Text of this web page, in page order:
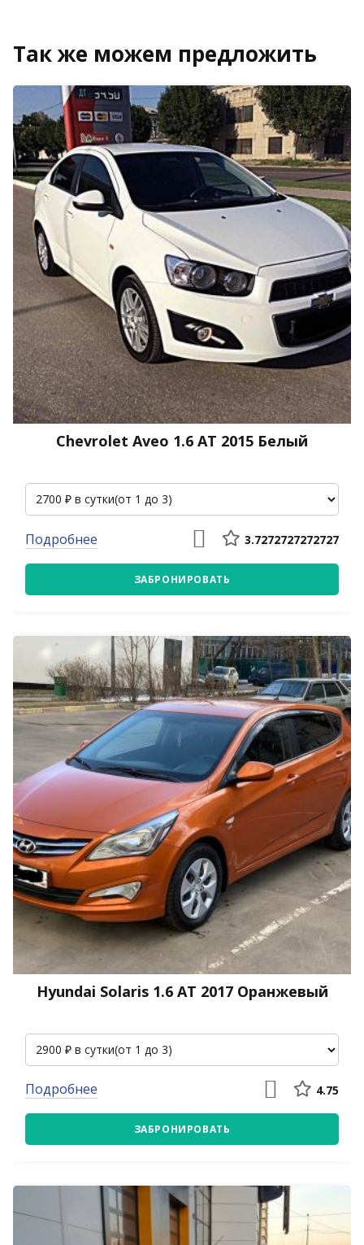
Так же можем предложить
Chevrolet Aveo 1.6 АТ 2015 Белый
Подробнее 3.7272727272727
ЗАБРОНИРОВАТЬ
Hyundai Solaris 1.6 АТ 2017 Оранжевый
Подробнее 4.75
ЗАБРОНИРОВАТЬ